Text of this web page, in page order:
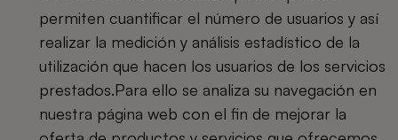
permiten cuantificar el número de usuarios y así
realizar la medición y análisis estadístico de la
utilización que hacen los usuarios de los servicios
prestados.Para ello se analiza su navegación en
nuestra página web con el fin de mejorar la